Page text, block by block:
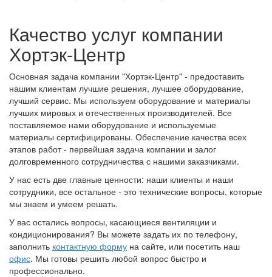
Качество услуг компании
Хортэк-Центр
Основная задача компании "Хортэк-Центр" - предоставить
нашим клиентам лучшие решения, лучшее оборудование,
лучший сервис. Мы используем оборудование и материалы
лучших мировых и отечественных производителей. Все
поставляемое нами оборудование и используемые
материалы сертифицированы. Обеспечение качества всех
этапов работ - первейшая задача компании и залог
долговременного сотрудничества с нашими заказчиками.
У нас есть две главные ценности: наши клиенты и наши
сотрудники, все остальное - это технические вопросы, которые
мы знаем и умеем решать.
У вас остались вопросы, касающиеся вентиляции и
кондиционирования? Вы можете задать их по телефону,
заполнить контактную форму на сайте, или посетить наш
офис. Мы готовы решить любой вопрос быстро и
профессионально.